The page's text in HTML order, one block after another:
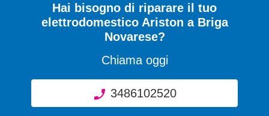
Hai bisogno di riparare il tuo
elettrodomestico Ariston a Briga
Novarese?
Chiama oggi
3486102520